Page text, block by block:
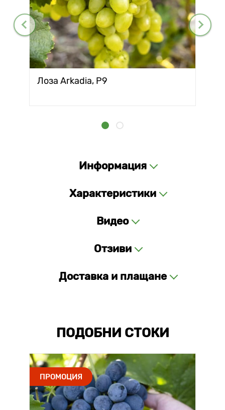
Лоза Arkadia, Р9
Информация
Характеристики
Видео
Отзиви
Доставка и плащане
ПОДОБНИ СТОКИ
ПРОМОЦИЯ